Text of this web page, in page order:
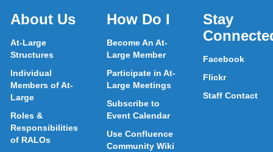
About Us
At-Large
Structures
Individual
Members of At-
Large
Roles &
Responsibilities
of RALOs
How Do I
Become An At-
Large Member
Participate in At-
Large Meetings
Subscribe to
Event Calendar
Use Confluence
Community Wiki
Stay
Facebook
Flickr
Staff Contact